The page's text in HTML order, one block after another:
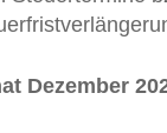
Dezember